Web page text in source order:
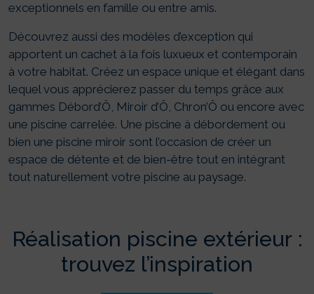
exceptionnels en famille ou entre amis.
Découvrez aussi des modèles d’exception qui
apportent un cachet à la fois luxueux et contemporain
à votre habitat. Créez un espace unique et élégant dans
lequel vous apprécierez passer du temps grâce aux
gammes Débord’Ô, Miroir d’Ô, Chron’Ô ou encore avec
une piscine carrelée. Une piscine à débordement ou
bien une piscine miroir sont l’occasion de créer un
espace de détente et de bien-être tout en intégrant
tout naturellement votre piscine au paysage.
Réalisation piscine extérieur :
trouvez l’inspiration